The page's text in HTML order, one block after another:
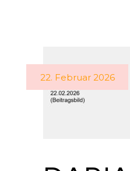
22. Februar 2026